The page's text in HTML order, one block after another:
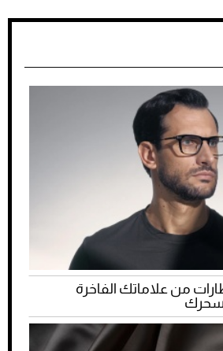
لا تُقاوم: 5 نظارات من علاماتك الفاخرة
سحرك